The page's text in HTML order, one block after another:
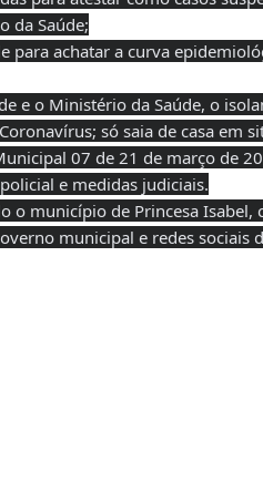
da Saúde;
para achatar a curva
e o Ministério da Saúde, o
só saia de casa em
07 de 21 de março de
e medidas judiciais.
o município de Princesa
municipal e redes sociais